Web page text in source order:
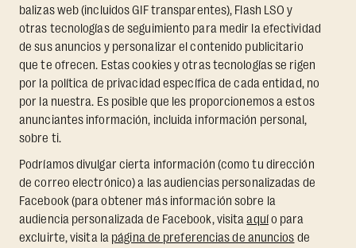
balizas web (incluidos GIF transparentes), Flash LSO y
otras tecnologías de seguimiento para medir la efectividad
de sus anuncios y personalizar el contenido publicitario
que te ofrecen. Estas cookies y otras tecnologías se rigen
por la política de privacidad específica de cada entidad, no
por la nuestra. Es posible que les proporcionemos a estos
anunciantes información, incluida información personal,
sobre ti.
Podríamos divulgar cierta información (como tu dirección
de correo electrónico) a las audiencias personalizadas de
Facebook (para obtener más información sobre la
audiencia personalizada de Facebook, visitaaquío para
excluirte, visita la página de preferencias de anuncios de